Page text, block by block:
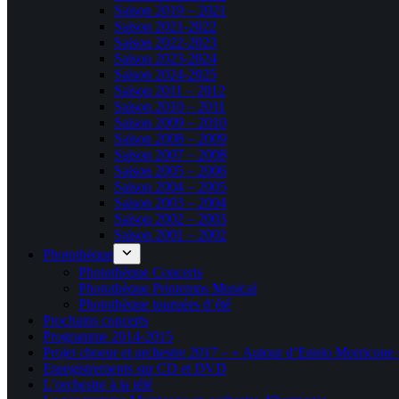
Saison 2019 – 2021
Saison 2021-2022
Saison 2022-2023
Saison 2023-2024
Saison 2024-2025
Saison 2011 – 2012
Saison 2010 – 2011
Saison 2009 – 2010
Saison 2008 – 2009
Saison 2007 – 2008
Saison 2005 – 2006
Saison 2004 – 2005
Saison 2003 – 2004
Saison 2002 – 2003
Saison 2001 – 2002
Photothèque
Photothèque Concerts
Photothèque Printemps Musical
Photothèque tournées d’été
Prochains concerts
Programme 2014-2015
Projet choeur et orchestre 2017 – « Autour d’Ennio Morricone
Enregistrements sur CD et DVD
L’orchestre à la télé